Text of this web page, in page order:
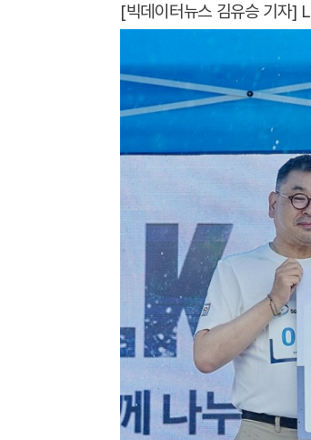
[빅데이터뉴스 김유승 기자] L